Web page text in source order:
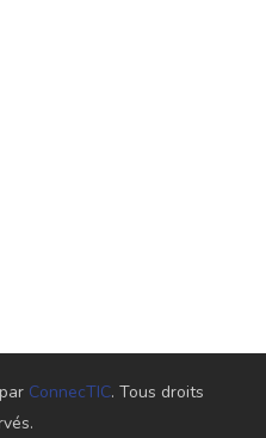
ConnecTIC. Tous droits